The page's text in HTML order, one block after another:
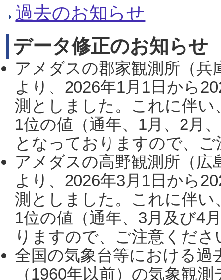
過去のお知らせ
データ修正のお知らせ
アメダスの郡家観測所（
より、2026年1月1日から
測としました。これに伴い
1位の値（通年、1月、2月
となっておりますので、
アメダスの高野観測所（
より、2026年3月1日から
測としました。これに伴い
1位の値（通年、3月及び4
りますので、ご注意くだ
全国の気象台等における過
（1960年以前）の気象観